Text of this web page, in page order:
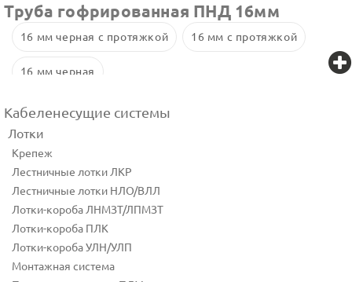
Труба гофрированная ПНД 16мм
16 мм черная с протяжкой 16 мм с протяжкой
16 мм черная
Кабеленесущие системы
Лотки
Крепеж
Лестничные лотки ЛКР
Лестничные лотки НЛО/ВЛЛ
Лотки-короба ЛНМЗТ/ЛПМЗТ
Лотки-короба ПЛК
Лотки-короба УЛН/УЛП
Монтажная система